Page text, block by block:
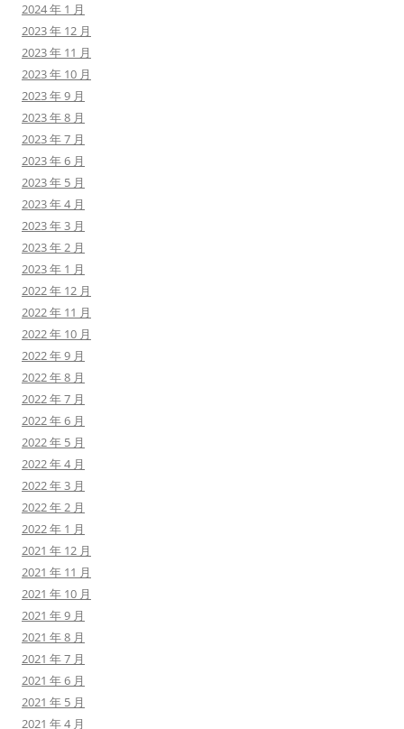
2024 年 1 月
2023 年 12 月
2023 年 11 月
2023 年 10 月
2023 年 9 月
2023 年 8 月
2023 年 7 月
2023 年 6 月
2023 年 5 月
2023 年 4 月
2023 年 3 月
2023 年 2 月
2023 年 1 月
2022 年 12 月
2022 年 11 月
2022 年 10 月
2022 年 9 月
2022 年 8 月
2022 年 7 月
2022 年 6 月
2022 年 5 月
2022 年 4 月
2022 年 3 月
2022 年 2 月
2022 年 1 月
2021 年 12 月
2021 年 11 月
2021 年 10 月
2021 年 9 月
2021 年 8 月
2021 年 7 月
2021 年 6 月
2021 年 5 月
2021 年 4 月